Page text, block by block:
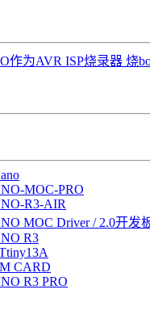
作为AVR ISP烧录器 烧
MOC-PRO
R3-AIR
MOC Driver / 2.0开发
R3
CARD
R3 PRO